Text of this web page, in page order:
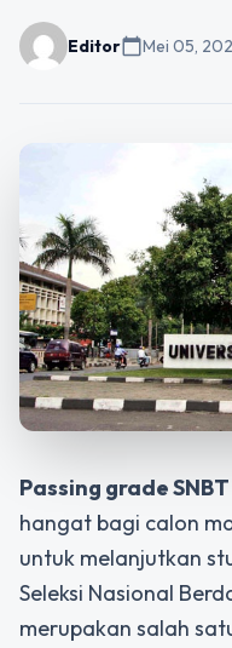
Editorcalendar_todayMei 05,
Passing grade SNBT
hangat bagi calon
untuk melanjutkan
Seleksi Nasional
merupakan salah